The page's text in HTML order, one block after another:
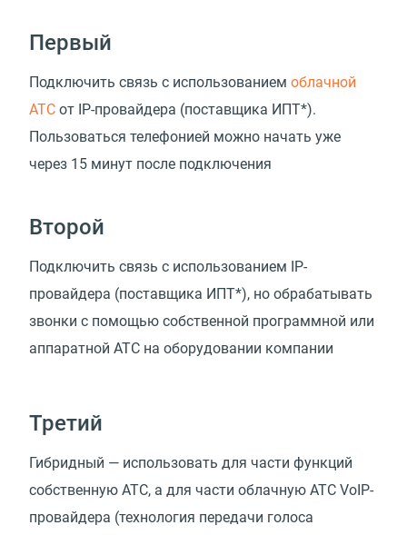
Первый
Подключить связь с использованием облачной
АТС от IP-провайдера (поставщика ИПТ*).
Пользоваться телефонией можно начать уже
через 15 минут после подключения
Второй
Подключить связь с использованием IP-
провайдера (поставщика ИПТ*), но обрабатывать
звонки с помощью собственной программной или
аппаратной АТС на оборудовании компании
Третий
Гибридный — использовать для части функций
собственную АТС, а для части облачную АТС VoIP-
провайдера (технология передачи голоса